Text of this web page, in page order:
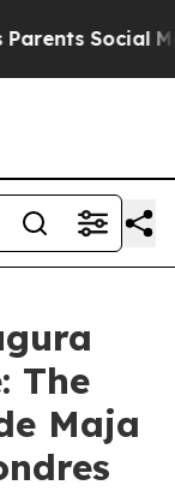
Social
The
Maja